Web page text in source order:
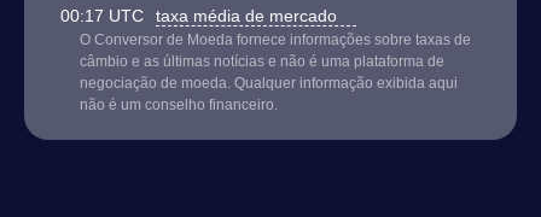
00:17 UTC taxa média de mercado
O Conversor de Moeda fornece informações sobre taxas de
câmbio e as últimas notícias e não é uma plataforma de
negociação de moeda. Qualquer informação exibida aqui
não é um conselho financeiro.